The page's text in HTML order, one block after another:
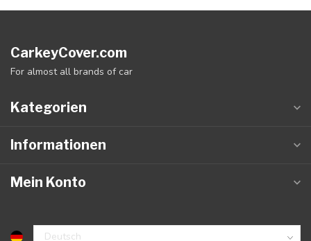
CarkeyCover.com
For almost all brands of car
Kategorien
Informationen
Mein Konto